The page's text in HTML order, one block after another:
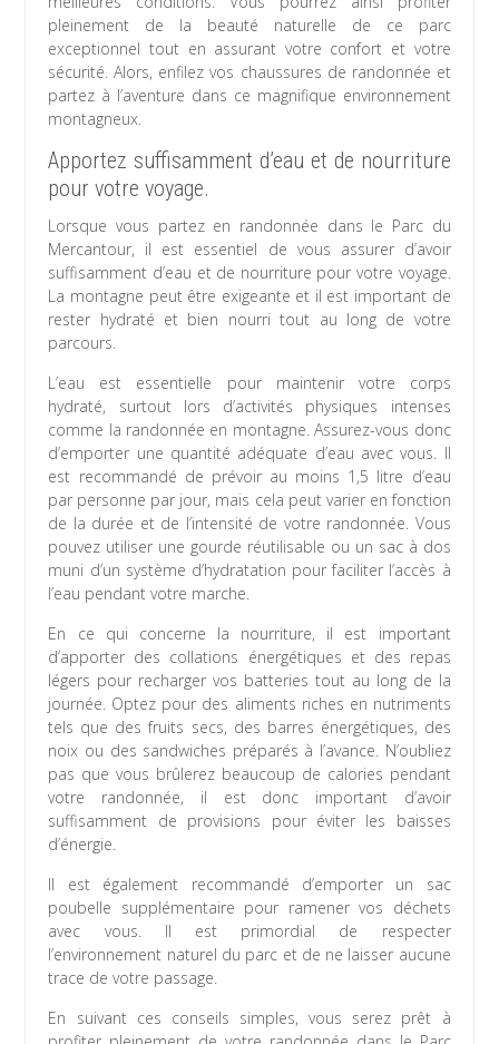
pleinement de la beauté naturelle de ce parc
exceptionnel tout en assurant votre confort et votre
sécurité. Alors, enfilez vos chaussures de randonnée et
partez à l’aventure dans ce magnifique environnement
montagneux.
Apportez suffisamment d’eau et de nourriture
pour votre voyage.
Lorsque vous partez en randonnée dans le Parc du
Mercantour, il est essentiel de vous assurer d’avoir
suffisamment d’eau et de nourriture pour votre voyage.
La montagne peut être exigeante et il est important de
rester hydraté et bien nourri tout au long de votre
parcours.
L’eau est essentielle pour maintenir votre corps
hydraté, surtout lors d’activités physiques intenses
comme la randonnée en montagne. Assurez-vous donc
d’emporter une quantité adéquate d’eau avec vous. Il
est recommandé de prévoir au moins 1,5 litre d’eau
par personne par jour, mais cela peut varier en fonction
de la durée et de l’intensité de votre randonnée. Vous
pouvez utiliser une gourde réutilisable ou un sac à dos
muni d’un système d’hydratation pour faciliter l’accès à
l’eau pendant votre marche.
En ce qui concerne la nourriture, il est important
d’apporter des collations énergétiques et des repas
légers pour recharger vos batteries tout au long de la
journée. Optez pour des aliments riches en nutriments
tels que des fruits secs, des barres énergétiques, des
noix ou des sandwiches préparés à l’avance. N’oubliez
pas que vous brûlerez beaucoup de calories pendant
votre randonnée, il est donc important d’avoir
suffisamment de provisions pour éviter les baisses
d’énergie.
Il est également recommandé d’emporter un sac
poubelle supplémentaire pour ramener vos déchets
avec vous. Il est primordial de respecter
l’environnement naturel du parc et de ne laisser aucune
trace de votre passage.
En suivant ces conseils simples, vous serez prêt à